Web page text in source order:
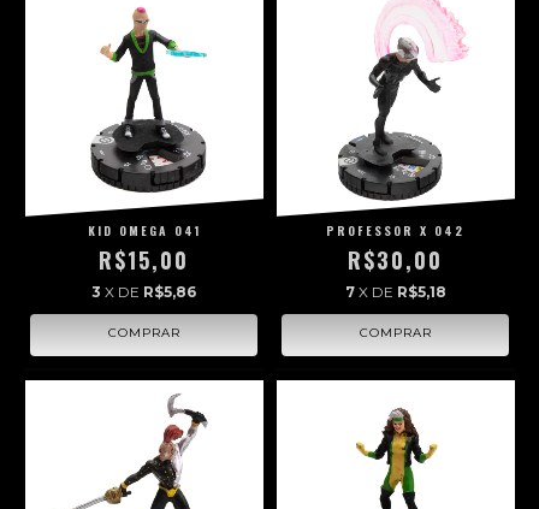
KID OMEGA 041
R$15,00
3 X DE R$5,86
PROFESSOR X 042
R$30,00
7 X DE R$5,18